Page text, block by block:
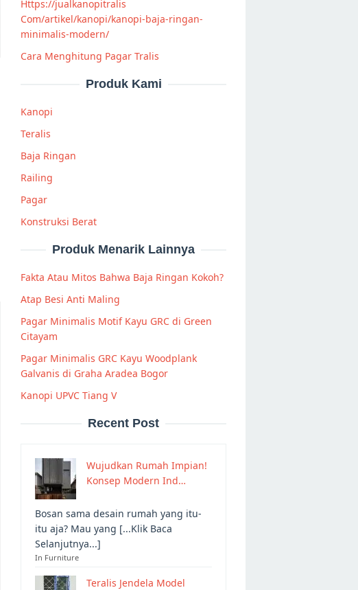
Https://jualkanopitralis
Com/artikel/kanopi/kanopi-baja-ringan-
minimalis-modern/
Cara Menghitung Pagar Tralis
Produk Kami
Kanopi
Teralis
Baja Ringan
Railing
Pagar
Konstruksi Berat
Produk Menarik Lainnya
Fakta Atau Mitos Bahwa Baja Ringan Kokoh?
Atap Besi Anti Maling
Pagar Minimalis Motif Kayu GRC di Green
Citayam
Pagar Minimalis GRC Kayu Woodplank
Galvanis di Graha Aradea Bogor
Kanopi UPVC Tiang V
Recent Post
Wujudkan Rumah Impian!
Konsep Modern Ind…
Bosan sama desain rumah yang itu-
itu aja? Mau yang [...Klik Baca
Selanjutnya...]
In Furniture
Teralis Jendela Model